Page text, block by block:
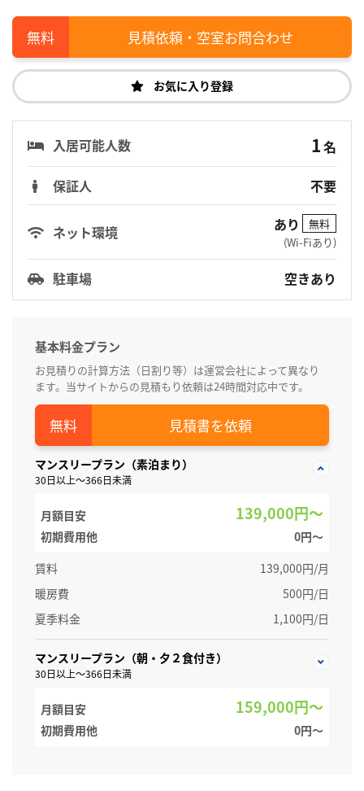
見積依頼・空室お問合わせ
お気に入り登録
入居可能人数 1名
保証人
不要
ネット環境 あり
無料
(Wi-Fiあり)
駐車場 空きあり
基本料金プラン
お見積りの計算方法（日割り等）は運営会社によって異なり
ます。当サイトからの見積もり依頼は24時間対応中です。
見積書を依頼
マンスリープラン（素泊まり）
30日以上～366日未満
月額目安 139,000円～
初期費用他
0円〜
賃料
139,000円/月
暖房費
500円/日
夏季料金
1,100円/日
マンスリープラン（朝・夕２食付き）
30日以上～366日未満
月額目安 159,000円～
初期費用他 0円〜